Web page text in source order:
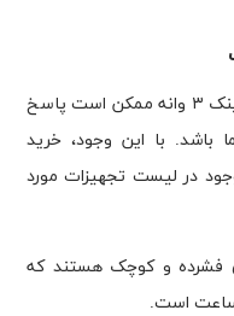
بسته به حجم مشتریان کافی شاپ، سینک ۳ وانه ممکن است پاسخ
با این وجود، خرید
در لیست تجهیزات مورد
فشرده و کوچک هستند که